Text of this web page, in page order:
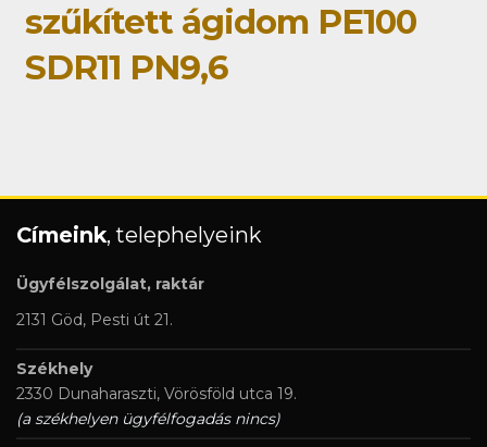
szűkített ágidom PE100
SDR11 PN9,6
Címeink, telephelyeink
Ügyfélszolgálat, raktár
2131 Göd, Pesti út 21.
Székhely
2330 Dunaharaszti, Vörösföld utca 19.
(a székhelyen ügyfélfogadás nincs)